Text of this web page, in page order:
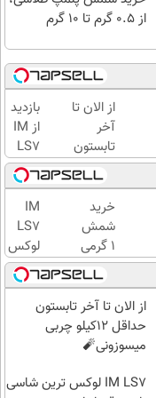
از ۰.۵ گرم تا ۱۰ گرم
از الان تا
آخر
تابستون
حداقل
12کیلو
چربی
میسوزونی
🧨
بازدید
از IM
LS7
لوکس
ترین
شاسی
بلند
برقی
ایران
در
باشگاه
خرید
شمش
1 گرمی
از
طلاسی
IM
LS7
لوکس
ترین
شاسی
بلنداز الان تا آخر تابستون
حداقل 12کیلو چربی
میسوزونی🧨
IM LS7 لوکس ترین شاسی